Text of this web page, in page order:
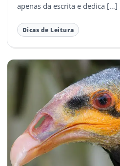
apenas da escrita e dedica […]
Dicas de Leitura